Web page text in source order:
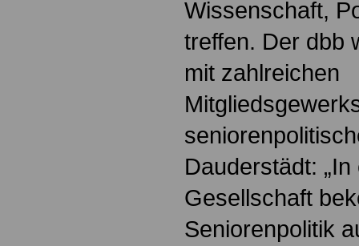
Wissenschaft,
treffen. Der dbb
mit zahlreichen
Dauderstädt:
Gesellschaft
Seniorenpolitik